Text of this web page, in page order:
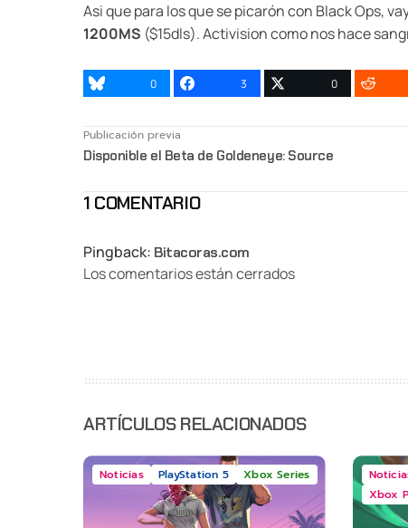
Asi que para los que se picarón con Black Ops,
1200MS ($15dls). Activision como nos hace
0 3 0
Publicación previa
Disponible el Beta de Goldeneye: Source
1 COMENTARIO
Pingback: Bitacoras.com
Los comentarios están cerrados
ARTÍCULOS RELACIONADOS
Noticias PlayStation 5 Xbox Series
Xbox